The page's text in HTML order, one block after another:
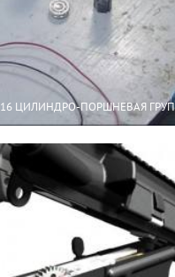
ЦИЛИНДРО-ПОРШНЕВАЯ